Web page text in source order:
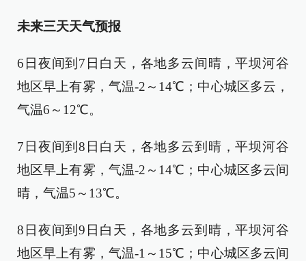
未来三天天气预报
6日夜间到7日白天，各地多云间晴，平坝河谷
地区早上有雾，气温-2～14℃；中心城区多云，
气温6～12℃。
7日夜间到8日白天，各地多云到晴，平坝河谷
地区早上有雾，气温-2～14℃；中心城区多云间
晴，气温5～13℃。
8日夜间到9日白天，各地多云到晴，平坝河谷
地区早上有雾，气温-1～15℃；中心城区多云间